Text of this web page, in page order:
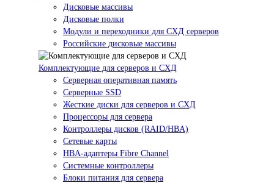
Дисковые массивы
Дисковые полки
Модули и переходники для СХД серверов
Российские дисковые массивы
Комплектующие для серверов и СХД
Серверная оперативная память
Серверные SSD
Жесткие диски для серверов и СХД
Процессоры для сервера
Контроллеры дисков (RAID/HBA)
Сетевые карты
HBA-адаптеры Fibre Channel
Системные контроллеры
Блоки питания для сервера